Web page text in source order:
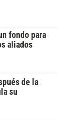
fondo para
aliados
de la
su